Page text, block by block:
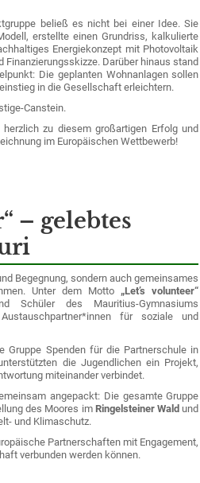
beließ es nicht bei einer Idee. Sie
erstellte einen Grundriss, kalkulierte
Energiekonzept mit Photovoltaik
Darüber hinaus stand
Die geplanten Wohnanlagen sollen
in die Gesellschaft erleichtern.
Canstein.
zu diesem großartigen Erfolg und
im Europäischen Wettbewerb!
– gelebtes
Begegnung, sondern auch gemeinsames
Unter dem Motto „Let’s volunteer“
Schüler des Mauritius-Gymnasiums
für soziale und
Gruppe Spenden für die Partnerschule in
die Jugendlichen ein Projekt,
miteinander verbindet.
angepackt: Die gesamte Gruppe
des Moores im Ringelsteiner Wald und
und Klimaschutz.
Partnerschaften mit Engagement,
verbunden werden können.